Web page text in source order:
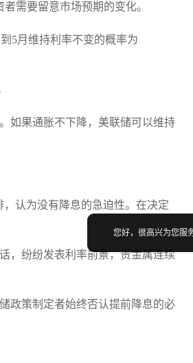
需要留意市场预期的变化。
5月维持利率不变的概率为
如果通胀不下降，美联储可以维持
认为没有降息的急迫性。在决定
，纷纷发表利率前景，贵金属连续
政策制定者始终否认提前降息的必
您好，很高兴为您服